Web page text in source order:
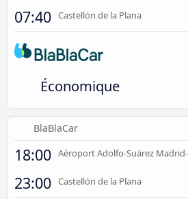
07:40 Castellón de la Plana
Économique
BlaBlaCar
18:00 Aéroport Adolfo-Suárez
23:00 Castellón de la Plana